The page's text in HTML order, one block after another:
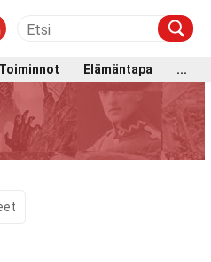
Elämäntapa ...